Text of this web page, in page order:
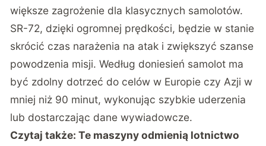
większe zagrożenie dla klasycznych samolotów.
SR-72, dzięki ogromnej prędkości, będzie w stanie
skrócić czas narażenia na atak i zwiększyć szanse
powodzenia misji. Według doniesień samolot ma
być zdolny dotrzeć do celów w Europie czy Azji w
mniej niż 90 minut, wykonując szybkie uderzenia
lub dostarczając dane wywiadowcze.
Czytaj także:Te maszyny odmienią lotnictwo